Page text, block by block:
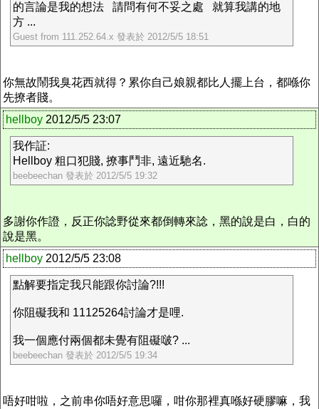
的言論是我的想法 請問有何不妥之處 就算我講的地
方 ...
Guest from 111.252.64.x 發表於 2012/5/5 18:51
你無故鬧我臭花西就得？累你自己娘親都比人擺上台，都喺你
先撩者賤。
hellboy 2012/5/5 23:07
我作証:
Hellboy 粗口犯賤, 撩事鬥非, 遠近馳名.
beebeechan 發表於 2012/5/5 19:32
多謝你作證，反正你諗野從來都倒轉來諗，黑的說是白，白的
說是黑。
hellboy 2012/5/5 23:08
點解要指定我只能跟你討論?!!!
你阻礙我和 11125264討論才是哩.
我一個應付兩個都未覺有阻礙啵? ...
beebeechan 發表於 2012/5/5 19:34
唔好咁啦，之前串你唔好意思囉，咁你那裡真喺好硬膠嘛，我